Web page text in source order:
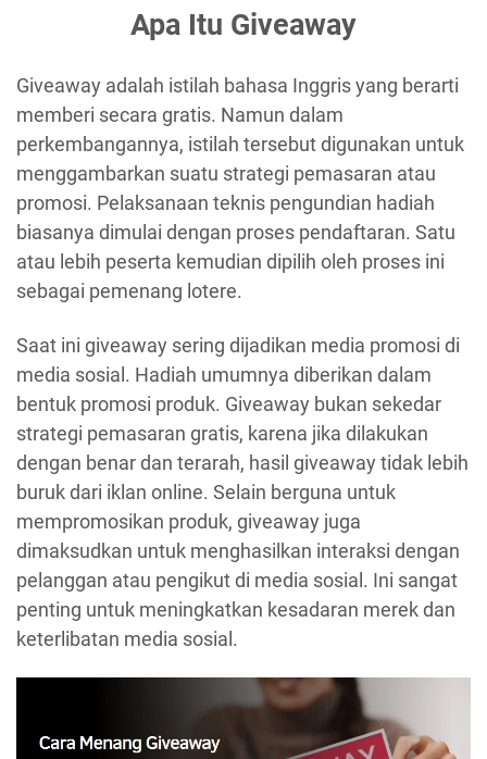
Apa Itu Giveaway
Giveaway adalah istilah bahasa Inggris yang berarti
memberi secara gratis. Namun dalam
perkembangannya, istilah tersebut digunakan untuk
menggambarkan suatu strategi pemasaran atau
promosi. Pelaksanaan teknis pengundian hadiah
biasanya dimulai dengan proses pendaftaran. Satu
atau lebih peserta kemudian dipilih oleh proses ini
sebagai pemenang lotere.
Saat ini giveaway sering dijadikan media promosi di
media sosial. Hadiah umumnya diberikan dalam
bentuk promosi produk. Giveaway bukan sekedar
strategi pemasaran gratis, karena jika dilakukan
dengan benar dan terarah, hasil giveaway tidak lebih
buruk dari iklan online. Selain berguna untuk
mempromosikan produk, giveaway juga
dimaksudkan untuk menghasilkan interaksi dengan
pelanggan atau pengikut di media sosial. Ini sangat
penting untuk meningkatkan kesadaran merek dan
keterlibatan media sosial.